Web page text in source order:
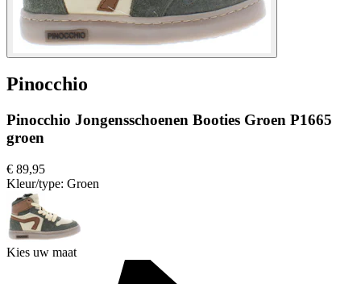
Pinocchio
Pinocchio Jongensschoenen Booties Groen P1665
groen
€ 89,95
Kleur/type: Groen
Kies uw maat